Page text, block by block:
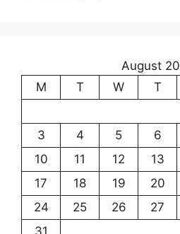
August
M
T W T
3
4 5 6
10
11 12 13
17
18 19 20
24
25 26 27